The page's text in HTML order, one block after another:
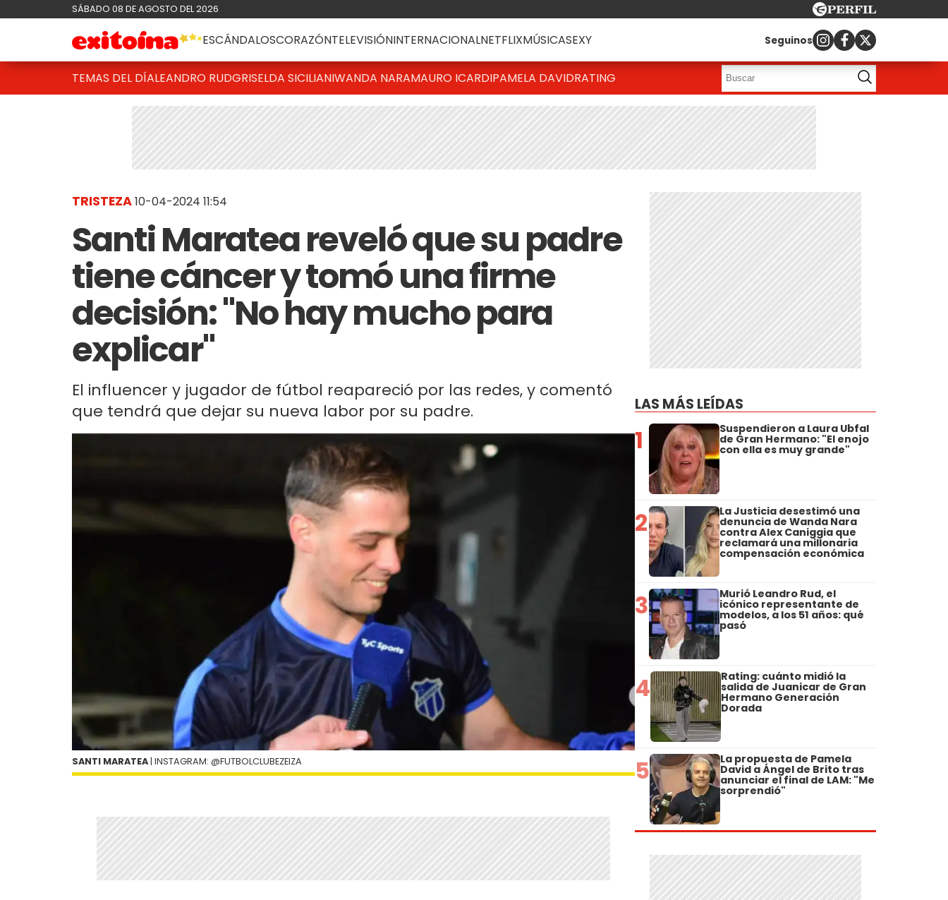
SÁBADO 08 DE AGOSTO DEL 2026
ESCÁNDALOSCORAZÓNTELEVISIÓNINTERNACIONALNETFLIXMÚSICASEXY Seguinos
TEMAS DEL DÍALEANDRO RUDGRISELDA SICILIANIWANDA NARAMAURO ICARDIPAMELA DAVIDRATING
TRISTEZA10-04-2024 11:54
Santi Maratea reveló que su padre
tiene cáncer y tomó una firme
decisión: "No hay mucho para
explicar"
El influencer y jugador de fútbol reapareció por las redes, y comentó
que tendrá que dejar su nueva labor por su padre.
SANTI MARATEA | INSTAGRAM: @FUTBOLCLUBEZEIZA
LAS MÁS LEÍDAS
1 Suspendieron a Laura Ubfal
de Gran Hermano: "El enojo
con ella es muy grande"
2 La Justicia desestimó una
denuncia de Wanda Nara
contra Alex Caniggia que
reclamará una millonaria
compensación económica
3 Murió Leandro Rud, el
icónico representante de
modelos, a los 51 años: qué
pasó
4 Rating: cuánto midió la
salida de Juanicar de Gran
Hermano Generación
Dorada
5 La propuesta de Pamela
David a Ángel de Brito tras
anunciar el final de LAM: "Me
sorprendió"